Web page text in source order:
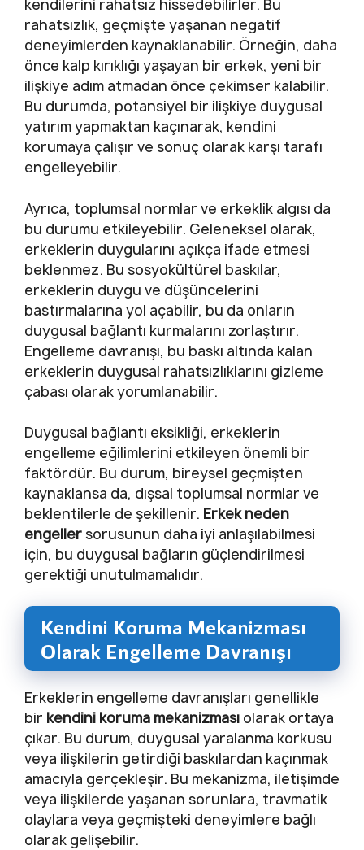
kendilerini rahatsız hissedebilirler. Bu
rahatsızlık, geçmişte yaşanan negatif
deneyimlerden kaynaklanabilir. Örneğin, daha
önce kalp kırıklığı yaşayan bir erkek, yeni bir
ilişkiye adım atmadan önce çekimser kalabilir.
Bu durumda, potansiyel bir ilişkiye duygusal
yatırım yapmaktan kaçınarak, kendini
korumaya çalışır ve sonuç olarak karşı tarafı
engelleyebilir.
Ayrıca, toplumsal normlar ve erkeklik algısı da
bu durumu etkileyebilir. Geleneksel olarak,
erkeklerin duygularını açıkça ifade etmesi
beklenmez. Bu sosyokültürel baskılar,
erkeklerin duygu ve düşüncelerini
bastırmalarına yol açabilir, bu da onların
duygusal bağlantı kurmalarını zorlaştırır.
Engelleme davranışı, bu baskı altında kalan
erkeklerin duygusal rahatsızlıklarını gizleme
çabası olarak yorumlanabilir.
Duygusal bağlantı eksikliği, erkeklerin
engelleme eğilimlerini etkileyen önemli bir
faktördür. Bu durum, bireysel geçmişten
kaynaklansa da, dışsal toplumsal normlar ve
beklentilerle de şekillenir. Erkek neden
engeller sorusunun daha iyi anlaşılabilmesi
için, bu duygusal bağların güçlendirilmesi
gerektiği unutulmamalıdır.
Kendini Koruma Mekanizması
Olarak Engelleme Davranışı
Erkeklerin engelleme davranışları genellikle
bir kendini koruma mekanizması olarak ortaya
çıkar. Bu durum, duygusal yaralanma korkusu
veya ilişkilerin getirdiği baskılardan kaçınmak
amacıyla gerçekleşir. Bu mekanizma, iletişimde
veya ilişkilerde yaşanan sorunlara, travmatik
olaylara veya geçmişteki deneyimlere bağlı
olarak gelişebilir.